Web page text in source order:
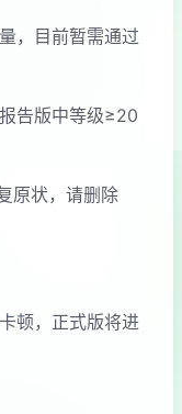
，目前暂需通过
告版中等级≥20
原状，请删除
顿，正式版将进